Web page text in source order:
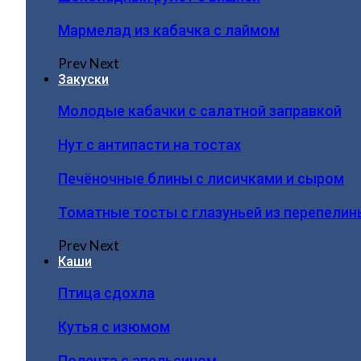
Мармелад из кабачка с лаймом
PrevNext
Закуски
Молодые кабачки с салатной заправкой
Нут с антипасти на тостах
Печёночные блины с лисичками и сыром
Томатные тосты с глазуньей из
PrevNext
Каши
Птица сдохла
Кутья с изюмом